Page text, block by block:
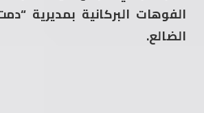
الفوهات البركانية بمديرية
الضالع.